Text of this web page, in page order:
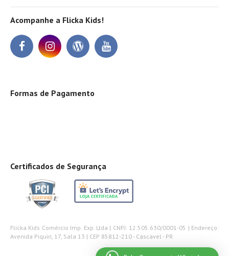
Acompanhe a Flicka Kids!
Formas de Pagamento
Certificados de Segurança
Flicka Kids Comércio Imp. Exp. Ltda | CNPJ: 12.505.630/0001-05 | Endereço:
Avenida Piquiri, 17, Sala 13 | CEP 85812-210 - Cascavel - PR